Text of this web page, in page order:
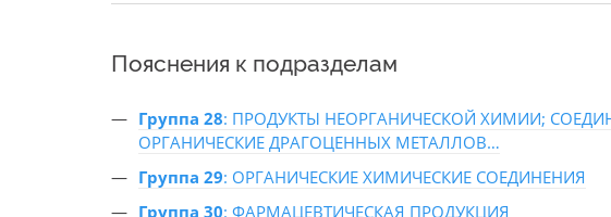
Пояснения к подразделам
Группа 28: ПРОДУКТЫ НЕОРГАНИЧЕСКОЙ ХИМИИ;
ОРГАНИЧЕСКИЕ ДРАГОЦЕННЫХ МЕТАЛЛОВ…
Группа 29: ОРГАНИЧЕСКИЕ ХИМИЧЕСКИЕ СОЕДИНЕНИЯ
Группа 30: ФАРМАЦЕВТИЧЕСКАЯ ПРОДУКЦИЯ